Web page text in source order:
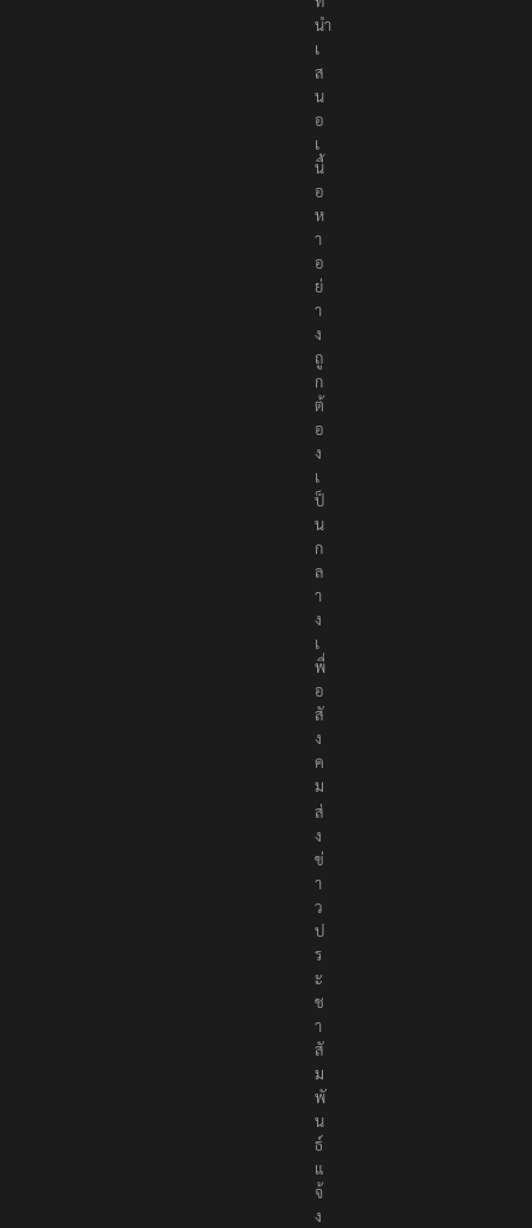
นำ
เ
ส
น
อ
เ
นื้
อ
ห
า
อ
ย่
า
ง
ถู
ก
ต้
อ
ง
เ
ป็
น
ก
ล
า
ง
เ
พื่
อ
สั
ง
ค
ม
ส่
ง
ข่
า
ว
ป
ร
ะ
ช
า
สั
ม
พั
น
ธ์
แ
จ้
ง